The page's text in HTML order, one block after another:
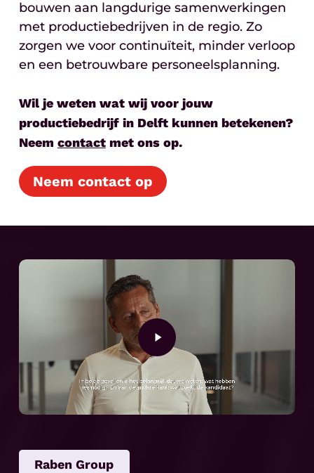
bouwen aan langdurige samenwerkingen
met productiebedrijven in de regio. Zo
zorgen we voor continuïteit, minder verloop
en een betrouwbare personeelsplanning.
Wil je weten wat wij voor jouw
productiebedrijf in Delft kunnen betekenen?
Neem contactmet ons op.
Neem contact op
Play
Raben Group